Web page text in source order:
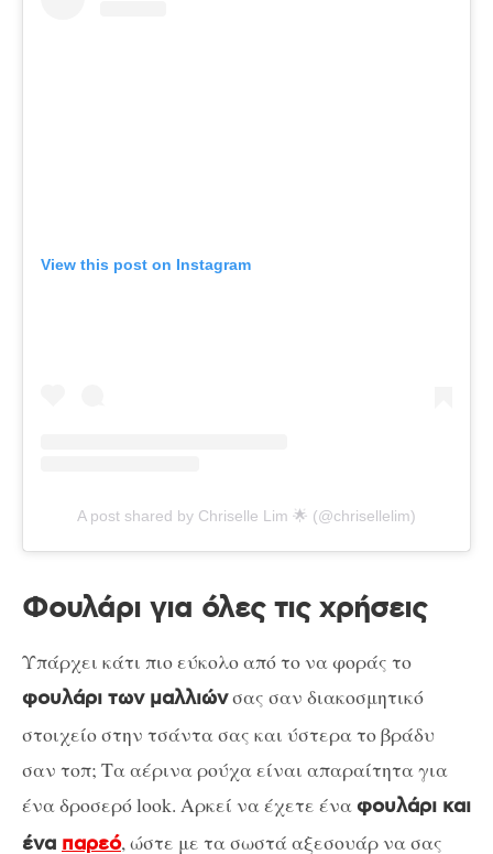
View this post on Instagram
A post shared by Chriselle Lim 🌟 (@chrisellelim)
Φουλάρι για όλες τις χρήσεις
Υπάρχει κάτι πιο εύκολο από το να φοράς το
φουλάρι των μαλλιώνσας σαν διακοσμητικό
στοιχείο στην τσάντα σας και ύστερα το βράδυ
σαν τοπ; Τα αέρινα ρούχα είναι απαραίτητα για
ένα δροσερό look. Αρκεί να έχετε έναφουλάρι και
ένα παρεό, ώστε με τα σωστά αξεσουάρ να σας